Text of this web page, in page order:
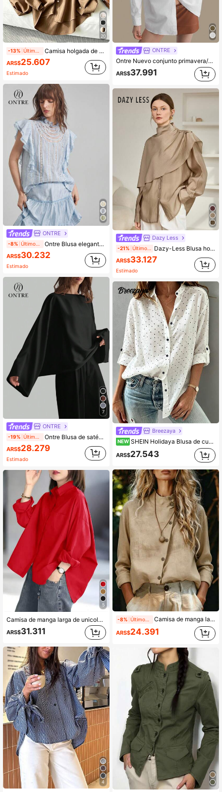
20
-13% Camisa holgada de manga larga casual para mujer, primavera/otoño
ARS$25.607
Estimado
ONTRE
-8% Ontre Blusa elegante de unicolor con mangas de parche floral con volantes para mujer, adecuada para la playa, vacaciones y festivales de música country, Primavera/Verano 2026
ARS$30.232
Estimado
7
ONTRE
-19% Ontre Blusa de satén negro para mujer, otoño, elegante, brunch, cuello barco oversized, manga larga, minimalista, business casual, para maestra y oficina
ARS$28.279
Estimado
5
Camisa de manga larga de unicolor y estilo minimalista para mujer, camisa suelta y holgada de manga larga y solapa para mujer, camisa casual de unicolor con bajo de murciélago, prenda exterior versátil y minimalista para uso diario con protección solar, color rojo primaveral
ARS$31.311
4
ONTRE
Ontre Nuevo conjunto primavera/verano 2026 para mujer, estilo playa/vacaciones/campo/festival de música, uso versátil diario, ropa de festival, camisa de algodón, manga larga, cuello oversize, moda personalizada, estilo urbano casual, casual de negocios, diseño de línea A
ARS$37.991
Dazy Less
-21% Últimos 1 días Dazy-Less Blusa holgada de gasa para mujer, uso casual de oficina, manga larga, cuello de chal, adecuada para primavera, verano y otoño
ARS$33.127
Estimado
Breezaya
NEW SHEIN Holidaya Blusa de cuello alto con lunares blancos para mujeres / Diseño de manga larga con puño enrollado, corte holgado versátil / Viaje al trabajo / Diario / Cita
ARS$27.543
-8% Camisa de manga larga con cuello alto de unicolor, versátil y casual
ARS$24.391